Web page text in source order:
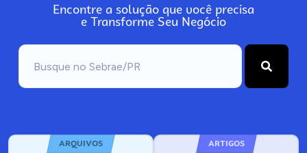
Encontre a solução que você precisa
e Transforme Seu Negócio
ARQUIVOS ARTIGOS